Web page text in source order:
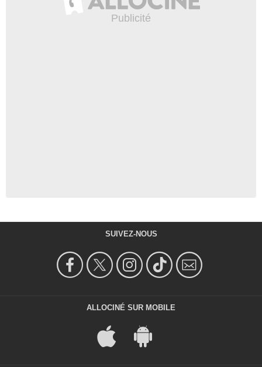
SUIVEZ-NOUS
ALLOCINÉ SUR MOBILE